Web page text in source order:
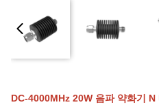
DC-4000MHz 20W 음파 약화기